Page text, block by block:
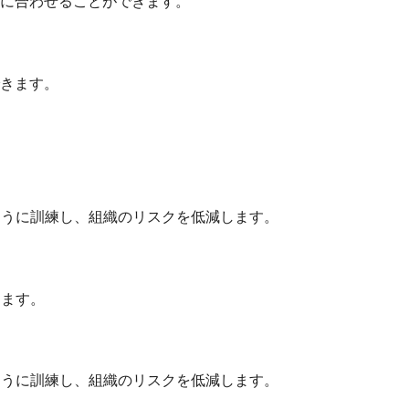
ます。
訓練し、組織のリスクを低減します。
す。
訓練し、組織のリスクを低減します。